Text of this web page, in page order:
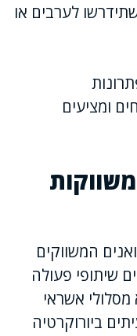
לערבים או
ומציעים
המשווקים
שיתופי פעולה
אשראי
ביורוקרטיה